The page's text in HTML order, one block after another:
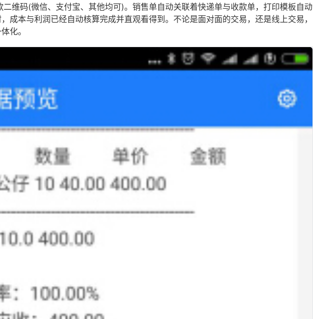
二维码(微信、支付宝、其他均可)。销售单自动关联着快递单与收款单，打印模板自动
成本与利润已经自动核算完成并直观看得到。不论是面对面的交易，还是线上交易，
化。